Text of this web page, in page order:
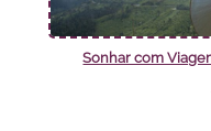
Sonhar com